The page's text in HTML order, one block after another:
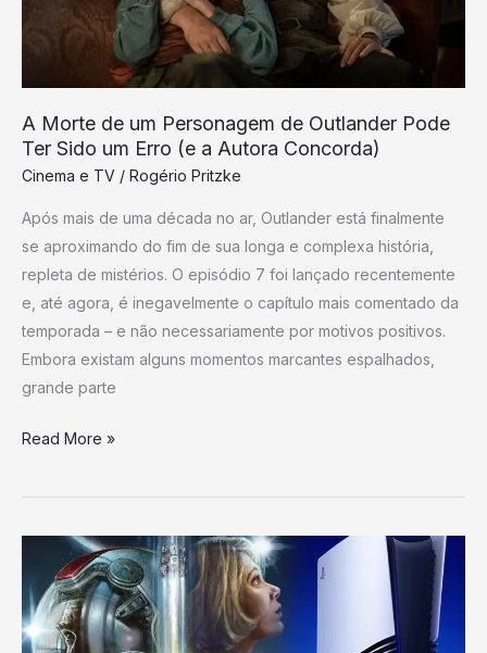
A Morte de um Personagem de Outlander Pode
Ter Sido um Erro (e a Autora Concorda)
Cinema e TV / Rogério Pritzke
Após mais de uma década no ar, Outlander está finalmente
se aproximando do fim de sua longa e complexa história,
repleta de mistérios. O episódio 7 foi lançado recentemente
e, até agora, é inegavelmente o capítulo mais comentado da
temporada – e não necessariamente por motivos positivos.
Embora existam alguns momentos marcantes espalhados,
grande parte
Outlander
um
a
Autora
Concorda)
Read More »
Starfield
PS5
ganha